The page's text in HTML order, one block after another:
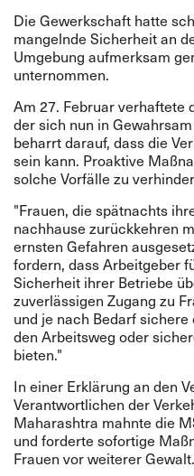
Die Gewerkschaft hatte
mangelnde Sicherheit an
Umgebung aufmerksam
unternommen.
Am 27. Februar verhaftete
der sich nun in
beharrt darauf, dass die
sein kann. Proaktive
solche Vorfälle zu
"Frauen, die spätnachts
nachhause zurückkehren
ernsten Gefahren
fordern, dass Arbeitgeber
Sicherheit ihrer Betriebe
zuverlässigen Zugang zu
und je nach Bedarf
den Arbeitsweg oder
bieten."
In einer Erklärung an den
Verantwortlichen der
Maharashtra mahnte die
und forderte sofortige
Frauen vor weiterer Gewalt.